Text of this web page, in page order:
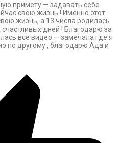
примету — задавать себе
свою жизнь ! Именно этот
жизнь, а 13 числа родилась
дней ! Благодарю за
все видео — замечала где я
по другому , благодарю Ада и